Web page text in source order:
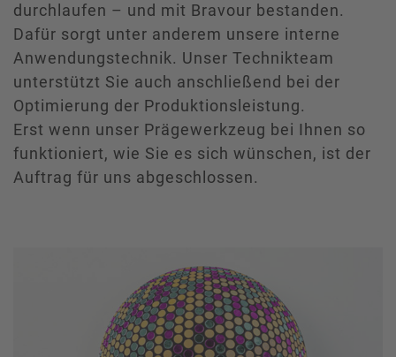
durchlaufen – und mit Bravour bestanden.
Dafür sorgt unter anderem unsere interne
Anwendungstechnik. Unser Technikteam
unterstützt Sie auch anschließend bei der
Optimierung der Produktionsleistung.
Erst wenn unser Prägewerkzeug bei Ihnen so
funktioniert, wie Sie es sich wünschen, ist der
Auftrag für uns abgeschlossen.